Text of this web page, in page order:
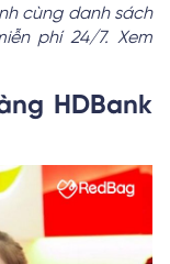
cùng danh sách
phí 24/7. Xem
HDBank